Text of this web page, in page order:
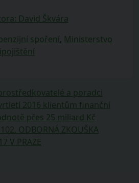
David Škvára
spoření, Ministerstvo
a poradci
2016 klientům finanční
přes 25 miliard Kč
ODBORNÁ ZKOUŠKA
V PRAZE